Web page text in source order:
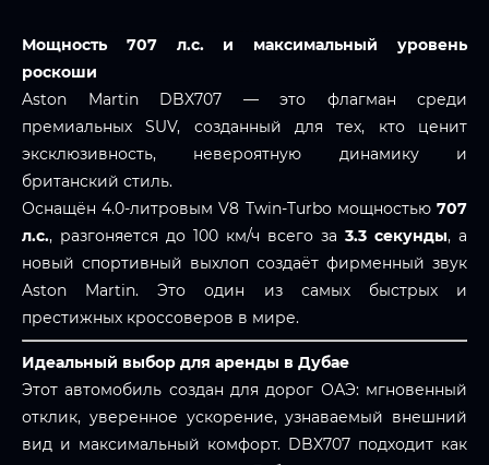
Мощность 707 л.с. и максимальный уровень
роскоши
Aston Martin DBX707 — это флагман среди
премиальных SUV, созданный для тех, кто ценит
эксклюзивность, невероятную динамику и
британский стиль.
Оснащён 4.0-литровым V8 Twin-Turbo мощностью 707
л.с., разгоняется до 100 км/ч всего за 3.3 секунды, а
новый спортивный выхлоп создаёт фирменный звук
Aston Martin. Это один из самых быстрых и
престижных кроссоверов в мире.
Идеальный выбор для аренды в Дубае
Этот автомобиль создан для дорог ОАЭ: мгновенный
отклик, уверенное ускорение, узнаваемый внешний
вид и максимальный комфорт. DBX707 подходит как